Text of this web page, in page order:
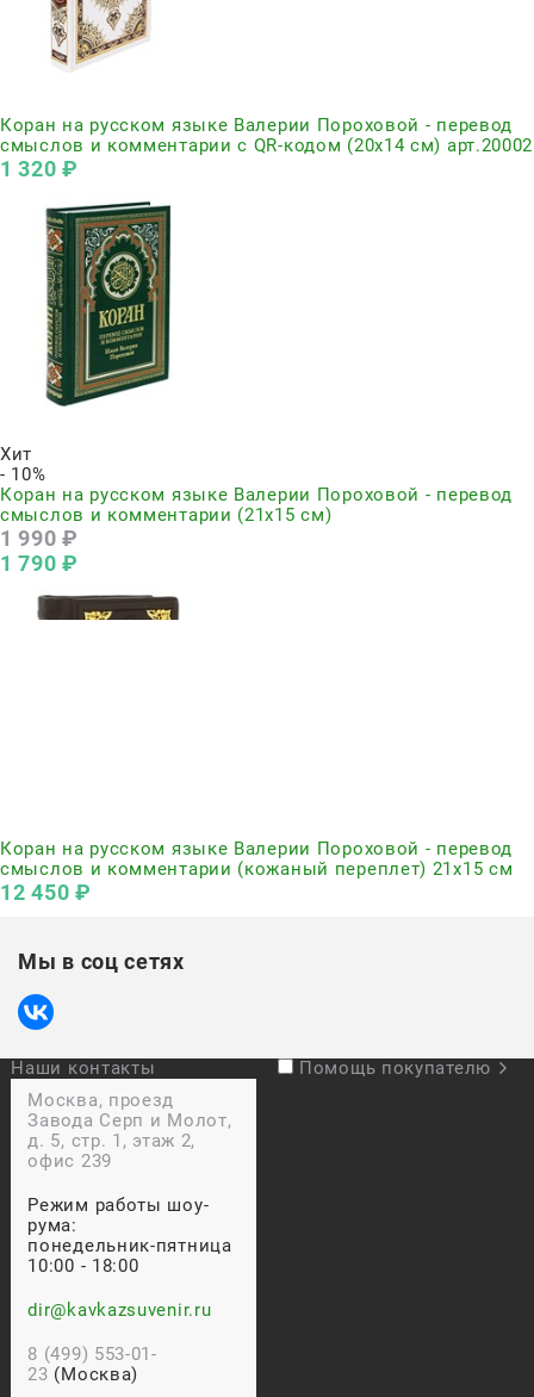
Коран на русском языке Валерии Пороховой - перевод
смыслов и комментарии с QR-кодом (20х14 см) арт.20002
1 320 ₽
Хит
- 10%
Коран на русском языке Валерии Пороховой - перевод
смыслов и комментарии (21х15 см)
1 990 ₽
1 790 ₽
Коран на русском языке Валерии Пороховой - перевод
смыслов и комментарии (кожаный переплет) 21х15 см
12 450 ₽
Мы в соц сетях
Наши контакты
Москва, проезд
Завода Серп и Молот,
д. 5, стр. 1, этаж 2,
офис 239
Режим работы шоу-
рума:
понедельник-пятница
10:00 - 18:00
dir@kavkazsuvenir.ru
8 (499) 553-01-
23 (Москва)
Помощь покупателю